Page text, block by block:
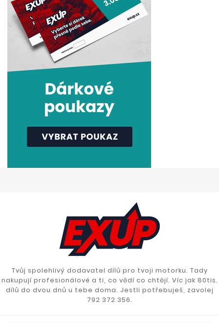
Tvůj spolehlivý dodavatel dílů pro tvoji motorku. Tady
nakupují profesionálové a ti, co vědí co chtějí. Víc jak 80tis.
dílů do dvou dnů u tebe doma. Jestli potřebuješ, zavolej
792 372 356.